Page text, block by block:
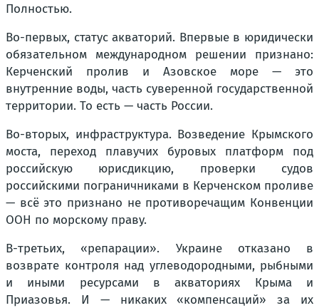
Полностью.
Во-первых, статус акваторий. Впервые в юридически
обязательном международном решении признано:
Керченский пролив и Азовское море — это
внутренние воды, часть суверенной государственной
территории. То есть — часть России.
Во-вторых, инфраструктура. Возведение Крымского
моста, переход плавучих буровых платформ под
российскую юрисдикцию, проверки судов
российскими пограничниками в Керченском проливе
— всё это признано не противоречащим Конвенции
ООН по морскому праву.
В-третьих, «репарации». Украине отказано в
возврате контроля над углеводородными, рыбными
и иными ресурсами в акваториях Крыма и
Приазовья. И — никаких «компенсаций» за их